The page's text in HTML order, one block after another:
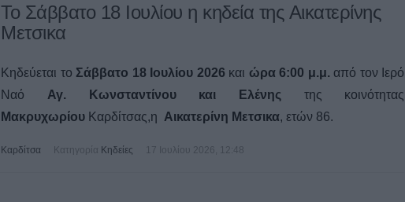
Το Σάββατο 18 Ιουλίου η κηδεία της Αικατερίνης
Μετσικα
Κηδεύεται το Σάββατο 18 Ιουλίου 2026 και ώρα 6:00 μ.μ. από τον Ιερό
Ναό Αγ. Κωνσταντίνου και Ελένης της κοινότητας
Μακρυχωρίου Καρδίτσας,η Αικατερίνη Μετσικα, ετών 86.
Καρδίτσα Κατηγορία Κηδείες 17 Ιουλίου 2026, 12:48